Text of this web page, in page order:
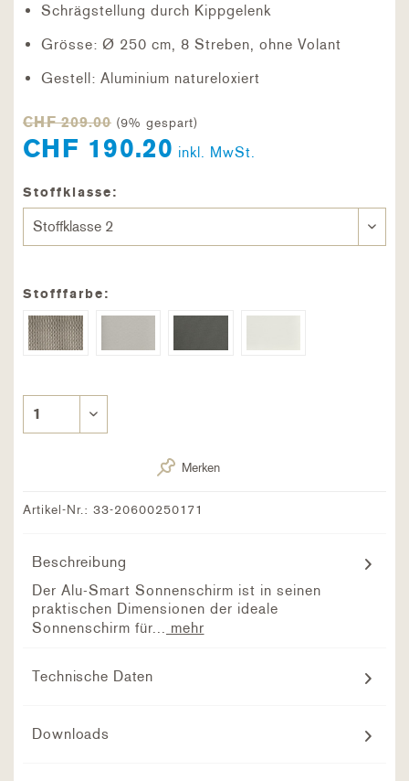
Schrägstellung durch Kippgelenk
Grösse: Ø 250 cm, 8 Streben, ohne Volant
Gestell: Aluminium natureloxiert
CHF 209.00 (9% gespart)
CHF 190.20 inkl. MwSt.
Stoffklasse:
Stofffarbe:
Merken
Artikel-Nr.: 33-20600250171
Beschreibung
Der Alu-Smart Sonnenschirm ist in seinen
praktischen Dimensionen der ideale
Sonnenschirm für...
mehr
Technische Daten
Downloads